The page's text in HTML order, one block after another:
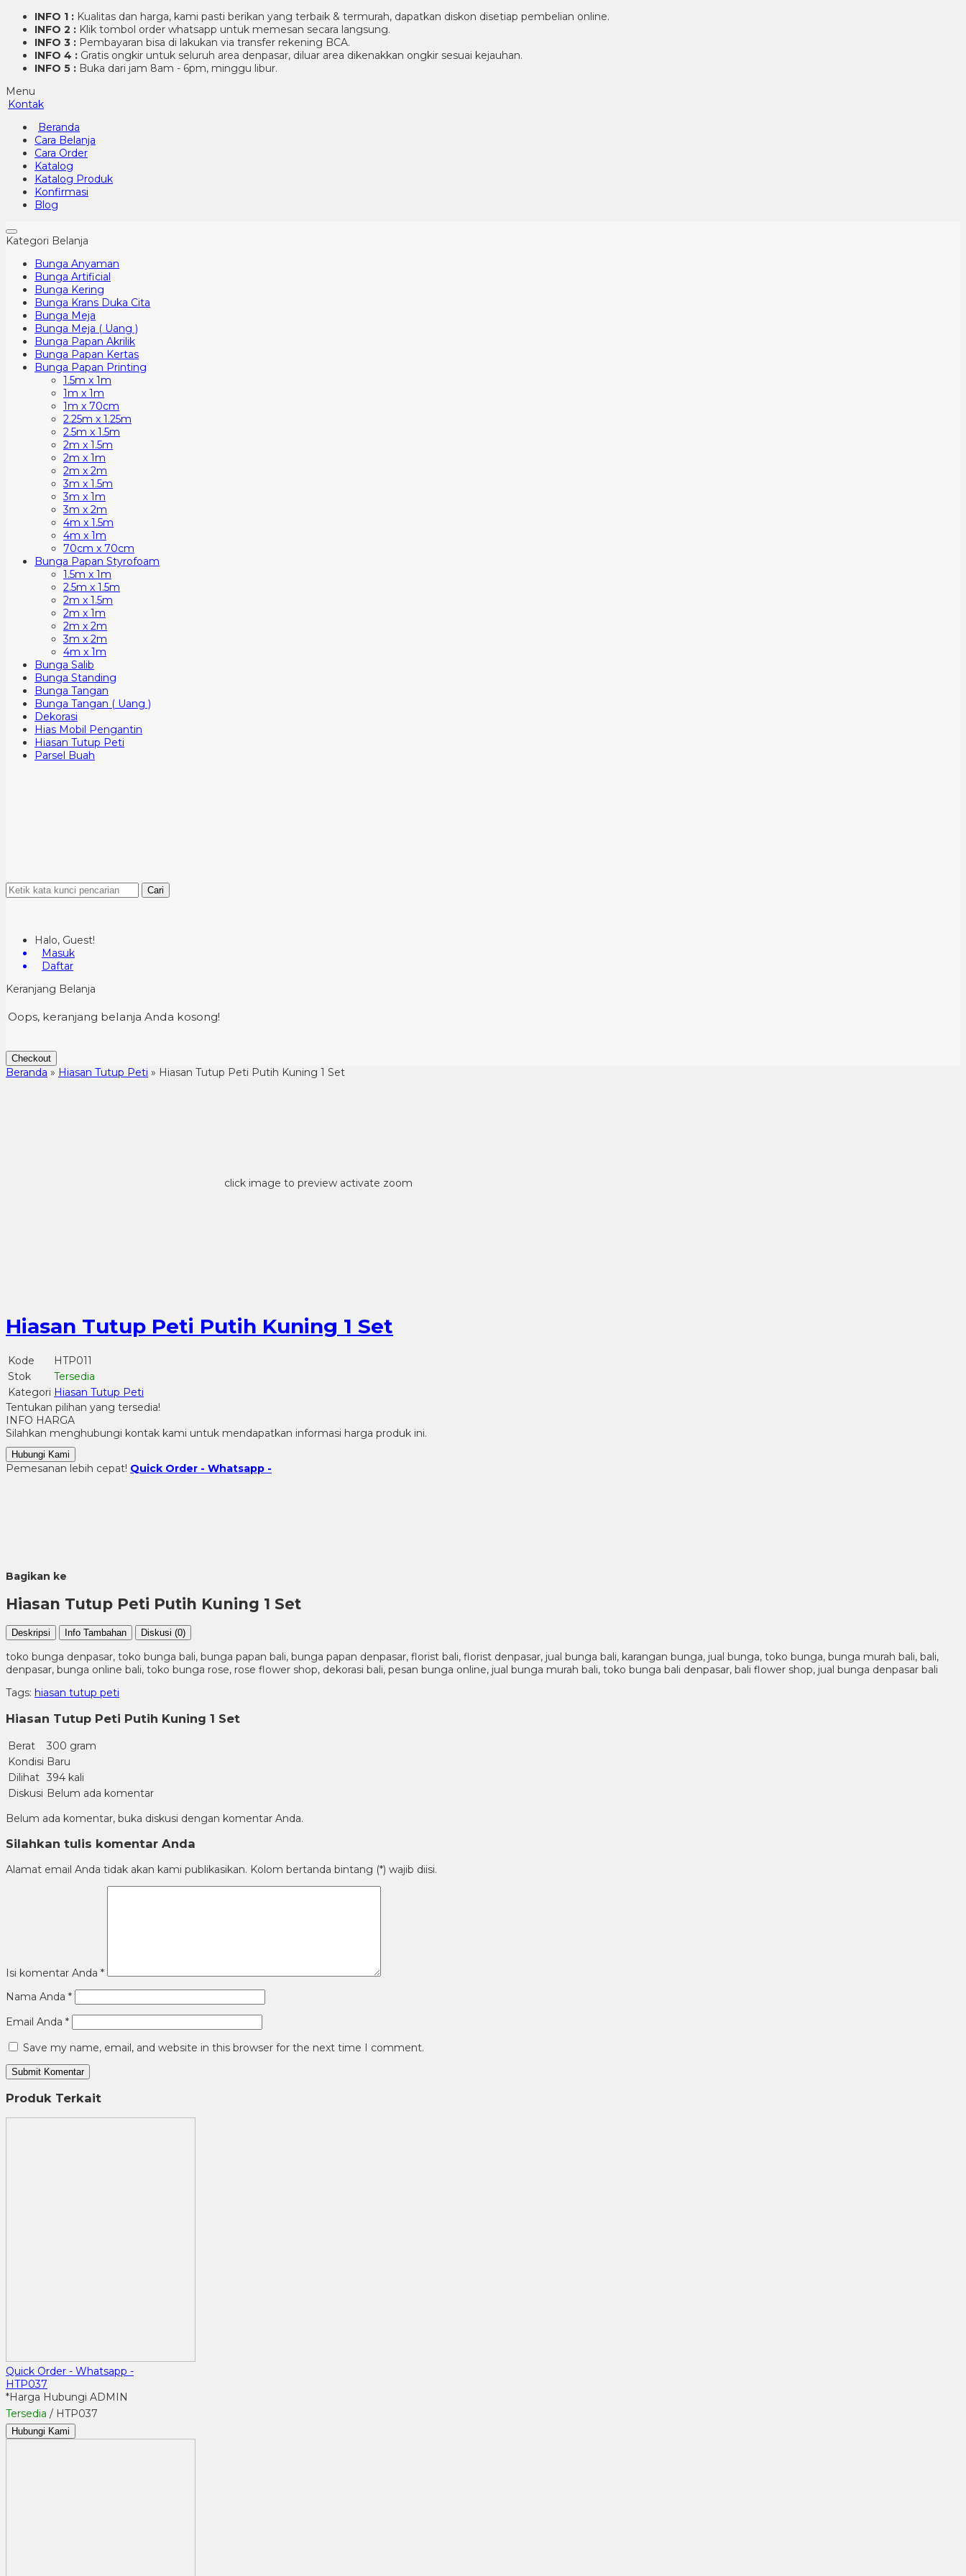
INFO 1 : Kualitas dan harga, kami pasti berikan yang terbaik & termurah, dapatkan diskon disetiap pembelian online.
INFO 2 : Klik tombol order whatsapp untuk memesan secara langsung.
INFO 3 : Pembayaran bisa di lakukan via transfer rekening BCA.
INFO 4 : Gratis ongkir untuk seluruh area denpasar, diluar area dikenakkan ongkir sesuai kejauhan.
INFO 5 : Buka dari jam 8am - 6pm, minggu libur.
Menu
Kontak
Beranda
Cara Belanja
Cara Order
Katalog
Katalog Produk
Konfirmasi
Blog
Kategori Belanja
Bunga Anyaman
Bunga Artificial
Bunga Kering
Bunga Krans Duka Cita
Bunga Meja
Bunga Meja ( Uang )
Bunga Papan Akrilik
Bunga Papan Kertas
Bunga Papan Printing
1.5m x 1m
1m x 1m
1m x 70cm
2.25m x 1.25m
2.5m x 1.5m
2m x 1.5m
2m x 1m
2m x 2m
3m x 1.5m
3m x 1m
3m x 2m
4m x 1.5m
4m x 1m
70cm x 70cm
Bunga Papan Styrofoam
1.5m x 1m
2.5m x 1.5m
2m x 1.5m
2m x 1m
2m x 2m
3m x 2m
4m x 1m
Bunga Salib
Bunga Standing
Bunga Tangan
Bunga Tangan ( Uang )
Dekorasi
Hias Mobil Pengantin
Hiasan Tutup Peti
Parsel Buah
Cari
Halo, Guest!
Masuk
Daftar
Keranjang Belanja
Oops, keranjang belanja Anda kosong!
Checkout
Beranda » Hiasan Tutup Peti » Hiasan Tutup Peti Putih Kuning 1 Set
click image to preview activate zoom
Hiasan Tutup Peti Putih Kuning 1 Set
Kode
HTP011
Stok
Tersedia
Kategori Hiasan Tutup Peti
Tentukan pilihan yang tersedia!
INFO HARGA
Silahkan menghubungi kontak kami untuk mendapatkan informasi harga produk ini.
Hubungi Kami
Pemesanan lebih cepat! Quick Order - Whatsapp -
Bagikan ke
Hiasan Tutup Peti Putih Kuning 1 Set
Deskripsi Info Tambahan Diskusi (0)
toko bunga denpasar, toko bunga bali, bunga papan bali, bunga papan denpasar, florist bali, florist denpasar, jual bunga bali, karangan bunga, jual bunga, toko bunga, bunga murah bali, bali,
denpasar, bunga online bali, toko bunga rose, rose flower shop, dekorasi bali, pesan bunga online, jual bunga murah bali, toko bunga bali denpasar, bali flower shop, jual bunga denpasar bali
Tags: hiasan tutup peti
Hiasan Tutup Peti Putih Kuning 1 Set
Berat
300 gram
Kondisi Baru
Dilihat 394 kali
Diskusi Belum ada komentar
Belum ada komentar, buka diskusi dengan komentar Anda.
Silahkan tulis komentar Anda
Alamat email Anda tidak akan kami publikasikan. Kolom bertanda bintang (*) wajib diisi.
Isi komentar Anda *
Nama Anda *
Email Anda *
Save my name, email, and website in this browser for the next time I comment.
Produk Terkait
Quick Order - Whatsapp -
HTP037
*Harga Hubungi ADMIN
Tersedia / HTP037
Hubungi Kami